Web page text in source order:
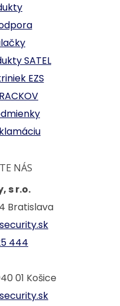
SATEL
EZS
NÁS
s r.o.
Bratislava
444
01 Košice